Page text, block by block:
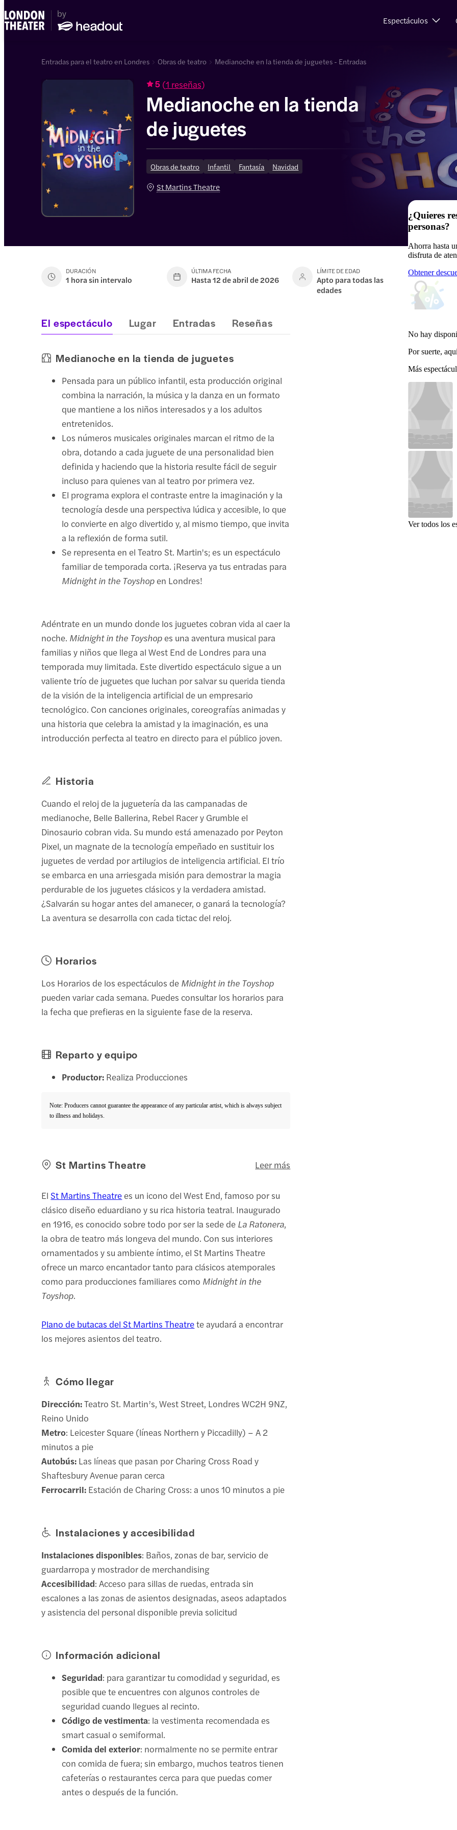
Espectáculos
Entradas para el teatro en Londres Obras de teatro Medianoche en la tienda de juguetes - Entradas
5 (1 reseñas)
Medianoche en la tienda
de juguetes
Obras de teatro Infantil Fantasía Navidad
St Martins Theatre
DURACIÓN
1 hora sin intervalo
ÚLTIMA FECHA
Hasta 12 de abril de 2026
LÍMITE DE EDAD
Apto para todas las
edades
¿Quieres
personas?
Ahorra hasta
disfruta de
Obtener
No hay
Por suerte,
Más
Ver todos los
El espectáculo Lugar Entradas Reseñas
Medianoche en la tienda de juguetes
Pensada para un público infantil, esta producción original
combina la narración, la música y la danza en un formato
que mantiene a los niños interesados y a los adultos
entretenidos.
Los números musicales originales marcan el ritmo de la
obra, dotando a cada juguete de una personalidad bien
definida y haciendo que la historia resulte fácil de seguir
incluso para quienes van al teatro por primera vez.
El programa explora el contraste entre la imaginación y la
tecnología desde una perspectiva lúdica y accesible, lo que
lo convierte en algo divertido y, al mismo tiempo, que invita
a la reflexión de forma sutil.
Se representa en el Teatro St. Martin's; es un espectáculo
familiar de temporada corta. ¡Reserva ya tus entradas para
Midnight in the Toyshop en Londres!
Adéntrate en un mundo donde los juguetes cobran vida al caer la
noche. Midnight in the Toyshop es una aventura musical para
familias y niños que llega al West End de Londres para una
temporada muy limitada. Este divertido espectáculo sigue a un
valiente trío de juguetes que luchan por salvar su querida tienda
de la visión de la inteligencia artificial de un empresario
tecnológico. Con canciones originales, coreografías animadas y
una historia que celebra la amistad y la imaginación, es una
introducción perfecta al teatro en directo para el público joven.
Historia
Cuando el reloj de la juguetería da las campanadas de
medianoche, Belle Ballerina, Rebel Racer y Grumble el
Dinosaurio cobran vida. Su mundo está amenazado por Peyton
Pixel, un magnate de la tecnología empeñado en sustituir los
juguetes de verdad por artilugios de inteligencia artificial. El trío
se embarca en una arriesgada misión para demostrar la magia
perdurable de los juguetes clásicos y la verdadera amistad.
¿Salvarán su hogar antes del amanecer, o ganará la tecnología?
La aventura se desarrolla con cada tictac del reloj.
Horarios
Los Horarios de los espectáculos de Midnight in the Toyshop
pueden variar cada semana. Puedes consultar los horarios para
la fecha que prefieras en la siguiente fase de la reserva.
Reparto y equipo
Productor: Realiza Producciones
Note: Producers cannot guarantee the appearance of any particular artist, which is always subject
to illness and holidays.
St Martins Theatre Leer más
El St Martins Theatre es un icono del West End, famoso por su
clásico diseño eduardiano y su rica historia teatral. Inaugurado
en 1916, es conocido sobre todo por ser la sede de La Ratonera,
la obra de teatro más longeva del mundo. Con sus interiores
ornamentados y su ambiente íntimo, el St Martins Theatre
ofrece un marco encantador tanto para clásicos atemporales
como para producciones familiares como Midnight in the
Toyshop.
Plano de butacas del St Martins Theatrete ayudará a encontrar
los mejores asientos del teatro.
Cómo llegar
Dirección:Teatro St. Martin’s, West Street, Londres WC2H 9NZ,
Reino Unido
Metro: Leicester Square (líneas Northern y Piccadilly) – A 2
minutos a pie
Autobús: Las líneas que pasan por Charing Cross Road y
Shaftesbury Avenue paran cerca
Ferrocarril: Estación de Charing Cross: a unos 10 minutos a pie
Instalaciones y accesibilidad
Instalaciones disponibles: Baños, zonas de bar, servicio de
guardarropa y mostrador de merchandising
Accesibilidad: Acceso para sillas de ruedas, entrada sin
escalones a las zonas de asientos designadas, aseos adaptados
y asistencia del personal disponible previa solicitud
Información adicional
Seguridad: para garantizar tu comodidad y seguridad, es
posible que te encuentres con algunos controles de
seguridad cuando llegues al recinto.
Código de vestimenta: la vestimenta recomendada es
smart casual o semiformal.
Comida del exterior: normalmente no se permite entrar
con comida de fuera; sin embargo, muchos teatros tienen
cafeterías o restaurantes cerca para que puedas comer
antes o después de la función.